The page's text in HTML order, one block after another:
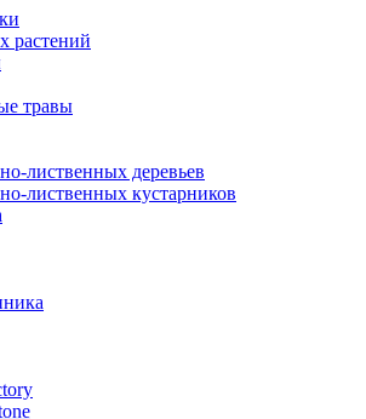
растений
травы
лиственных деревьев
лиственных кустарников